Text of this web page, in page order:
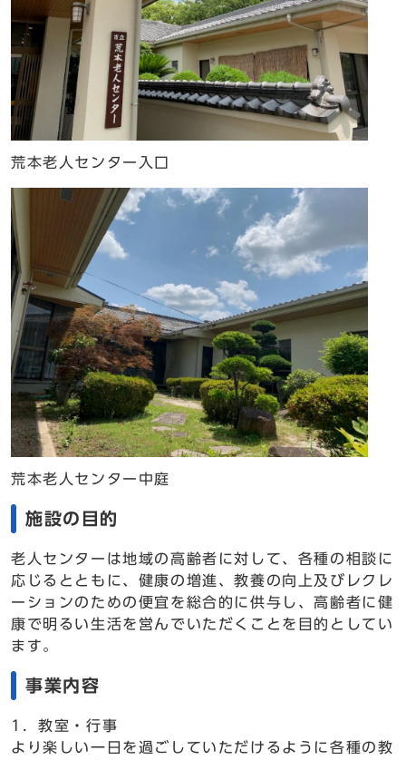
荒本老人センター入口
荒本老人センター中庭
施設の目的
老人センターは地域の高齢者に対して、各種の相談に
応じるとともに、健康の増進、教養の向上及びレクレ
ーションのための便宜を総合的に供与し、高齢者に健
康で明るい生活を営んでいただくことを目的としてい
ます。
事業内容
1．教室・行事
より楽しい一日を過ごしていただけるように各種の教